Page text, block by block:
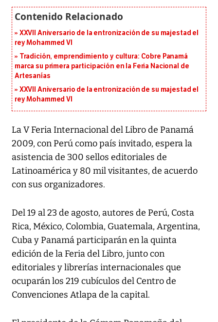
XXVII Aniversario de la entronización de su majestad el
rey Mohammed VI
Tradición, emprendimiento y cultura: Cobre Panamá
marca su primera participación en la Feria Nacional de
Artesanías
XXVII Aniversario de la entronización de su majestad el
rey Mohammed VI
La V Feria Internacional del Libro de Panamá
2009, con Perú como país invitado, espera la
asistencia de 300 sellos editoriales de
Latinoamérica y 80 mil visitantes, de acuerdo
con sus organizadores.
Del 19 al 23 de agosto, autores de Perú, Costa
Rica, México, Colombia, Guatemala, Argentina,
Cuba y Panamá participarán en la quinta
edición de la Feria del Libro, junto con
editoriales y librerías internacionales que
ocuparán los 219 cubículos del Centro de
Convenciones Atlapa de la capital.